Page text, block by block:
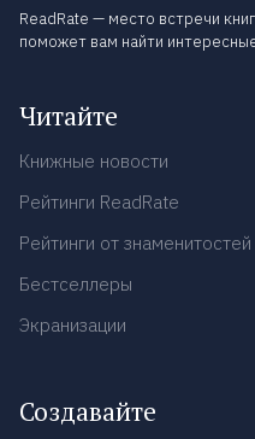
ReadRate — место встречи
поможет вам найти
Читайте
Книжные новости
Рейтинги ReadRate
Рейтинги от знаменитостей
Бестселлеры
Экранизации
Создавайте